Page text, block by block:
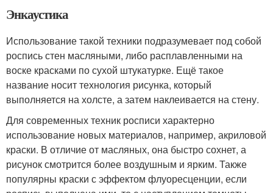
Энкаустика
Использование такой техники подразумевает под собой
роспись стен масляными, либо расплавленными на
воске красками по сухой штукатурке. Ещё такое
название носит технология рисунка, который
выполняется на холсте, а затем наклеивается на стену.
Для современных техник росписи характерно
использование новых материалов, например, акриловой
краски. В отличие от масляных, она быстро сохнет, а
рисунок смотрится более воздушным и ярким. Также
популярны краски с эффектом флуоресценции, если